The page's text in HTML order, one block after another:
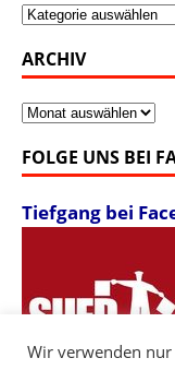
Kategorien
ARCHIV
Archiv
FOLGE UNS BEI
Tiefgang bei
Wir verwenden